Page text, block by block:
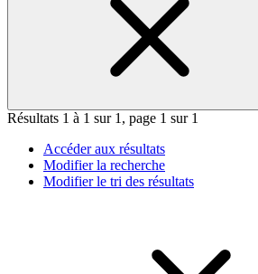
Résultats 1 à 1 sur 1, page 1 sur 1
Accéder aux résultats
Modifier la recherche
Modifier le tri des résultats